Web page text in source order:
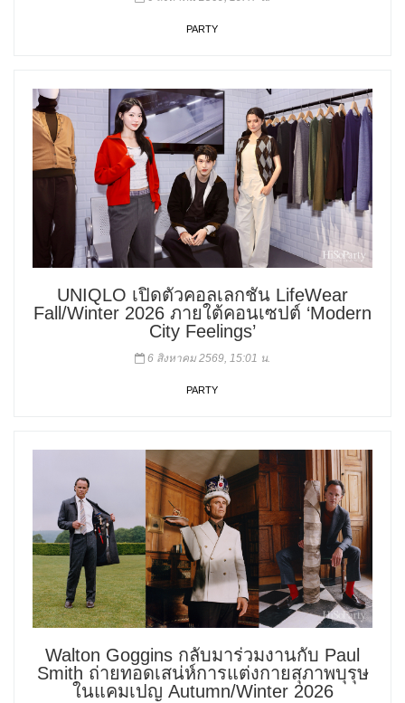
PARTY
UNIQLO เปิดตัวคอลเลกชัน LifeWear
Fall/Winter 2026 ภายใต้คอนเซปต์ ‘Modern
City Feelings’
6 สิงหาคม 2569, 15:01 น.
PARTY
Walton Goggins กลับมาร่วมงานกับ Paul
Smith ถ่ายทอดเสน่ห์การแต่งกายสุภาพบุรุษ
ในแคมเปญ Autumn/Winter 2026